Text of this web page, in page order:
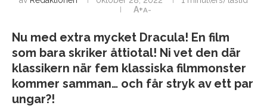
A+A-
Nu med extra mycket Dracula! En film
som bara skriker åttiotal! Ni vet den där
klassikern när fem klassiska filmmonster
kommer samman… och får stryk av ett par
ungar?!